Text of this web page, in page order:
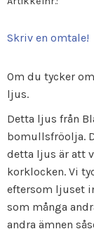
Skriv en omtale!
Om du tycker
ljus.
Detta ljus från
bomullsfröolja.
detta ljus är att
korklocken. Vi
eftersom ljuset
som många
andra ämnen